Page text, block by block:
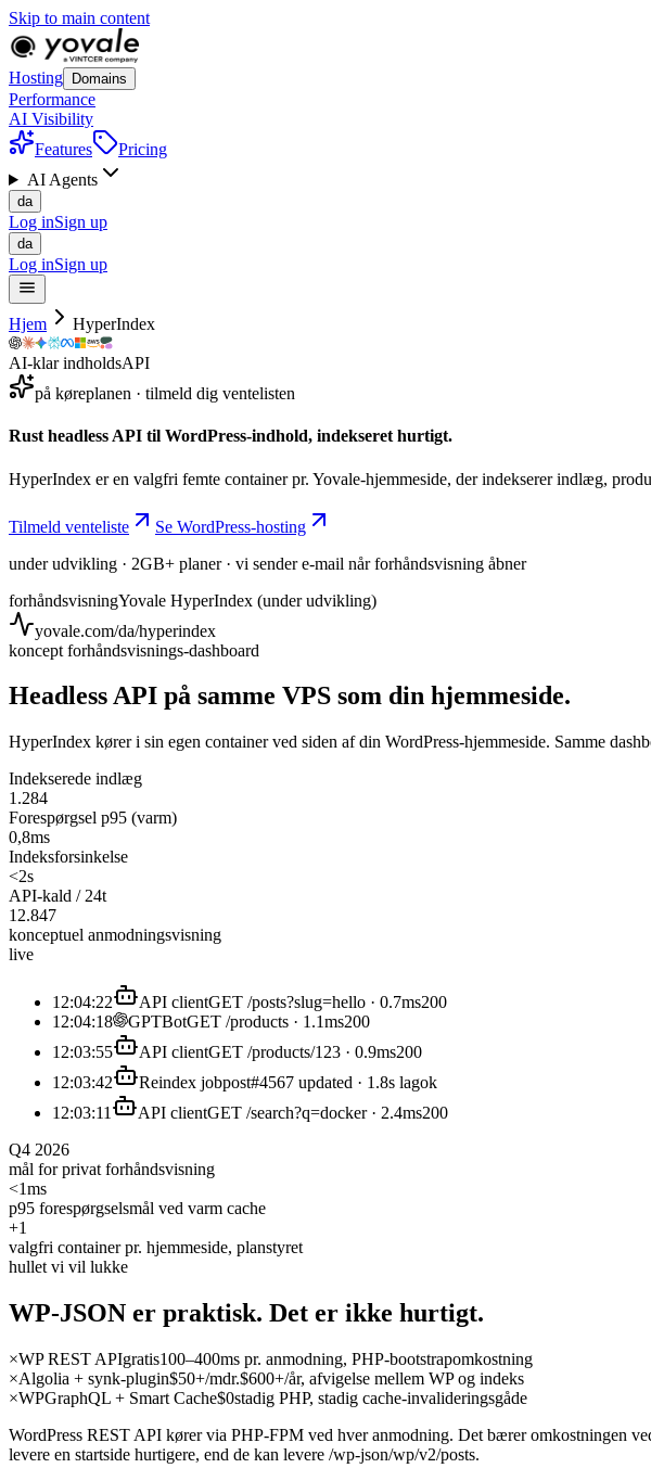
Skip to main content
Hosting Domains
Performance
AI Visibility
Features
Pricing
AI Agents
da
Log inSign up
da
Log inSign up
Hjem HyperIndex
AI-klar indholdsAPI
på køreplanen · tilmeld dig ventelisten
Rust headless API til WordPress-indhold, indekseret hurtigt.
HyperIndex er en valgfri femte container pr. Yovale-hjemmeside, der indekserer indlæg,
Tilmeld venteliste
Se WordPress-hosting
under udvikling · 2GB+ planer · vi sender e-mail når forhåndsvisning åbner
forhåndsvisningYovale HyperIndex (under udvikling)
yovale.com/da/hyperindex
koncept forhåndsvisnings-dashboard
Headless API på samme VPS som din hjemmeside.
HyperIndex kører i sin egen container ved siden af din WordPress-hjemmeside. Samme
Indekserede indlæg
1.284
Forespørgsel p95 (varm)
0,8ms
Indeksforsinkelse
<2s
API-kald / 24t
12.847
konceptuel anmodningsvisning
live
12:04:22 API clientGET /posts?slug=hello · 0.7ms200
12:04:18
GPTBotGET /products · 1.1ms200
12:03:55
API clientGET /products/123 · 0.9ms200
12:03:42
Reindex jobpost#4567 updated · 1.8s lagok
12:03:11
API clientGET /search?q=docker · 2.4ms200
Q4 2026
mål for privat forhåndsvisning
<1ms
p95 forespørgselsmål ved varm cache
+1
valgfri container pr. hjemmeside, planstyret
hullet vi vil lukke
WP-JSON er praktisk. Det er ikke hurtigt.
×WP REST APIgratis100–400ms pr. anmodning, PHP-bootstrapomkostning
×Algolia + synk-plugin$50+/mdr.$600+/år, afvigelse mellem WP og indeks
×WPGraphQL + Smart Cache$0stadig PHP, stadig cache-invalideringsgåde
WordPress REST API kører via PHP-FPM ved hver anmodning. Det bærer omkostningen
levere en startside hurtigere, end de kan levere /wp-json/wp/v2/posts.